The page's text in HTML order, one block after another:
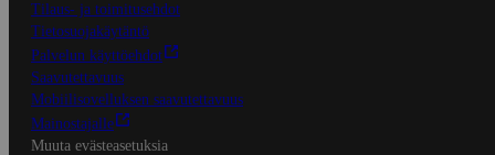
Tilaus- ja toimitusehdot
Tietosuojakäytäntö
Palvelun käyttöehdot
Saavutettavuus
Mobiilisovelluksen saavutettavuus
Mainostajalle
Muuta evästeasetuksia